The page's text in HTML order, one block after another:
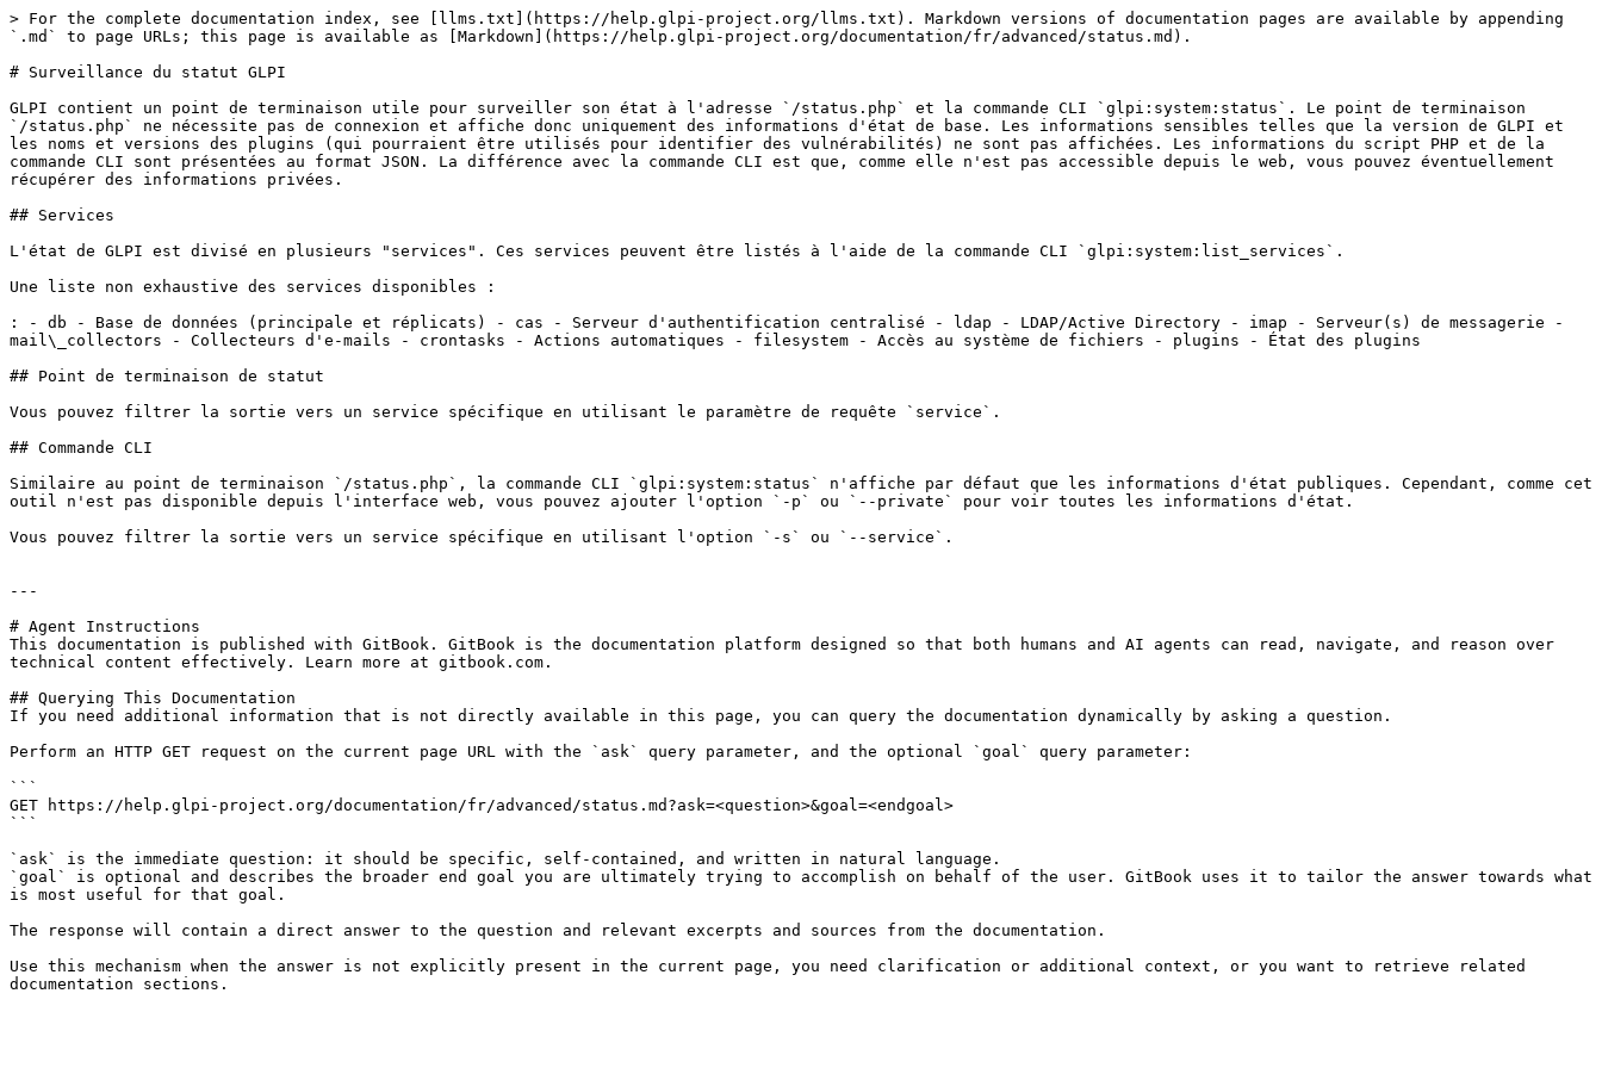
> For the complete documentation index, see [llms.txt](https://help.glpi-project.org/llms.txt). Markdown versions of documentation pages are available by appending
`.md` to page URLs; this page is available as [Markdown](https://help.glpi-project.org/documentation/fr/advanced/status.md).
# Surveillance du statut GLPI
GLPI contient un point de terminaison utile pour surveiller son état à l'adresse `/status.php` et la commande CLI `glpi:system:status`. Le point de terminaison
`/status.php` ne nécessite pas de connexion et affiche donc uniquement des informations d'état de base. Les informations sensibles telles que la version de GLPI et
les noms et versions des plugins (qui pourraient être utilisés pour identifier des vulnérabilités) ne sont pas affichées. Les informations du script PHP et de la
commande CLI sont présentées au format JSON. La différence avec la commande CLI est que, comme elle n'est pas accessible depuis le web, vous pouvez éventuellement
récupérer des informations privées.
## Services
L'état de GLPI est divisé en plusieurs "services". Ces services peuvent être listés à l'aide de la commande CLI `glpi:system:list_services`.
Une liste non exhaustive des services disponibles :
: - db - Base de données (principale et réplicats) - cas - Serveur d'authentification centralisé - ldap - LDAP/Active Directory - imap - Serveur(s) de messagerie -
mail\_collectors - Collecteurs d'e-mails - crontasks - Actions automatiques - filesystem - Accès au système de fichiers - plugins - État des plugins
## Point de terminaison de statut
Vous pouvez filtrer la sortie vers un service spécifique en utilisant le paramètre de requête `service`.
## Commande CLI
Similaire au point de terminaison `/status.php`, la commande CLI `glpi:system:status` n'affiche par défaut que les informations d'état publiques. Cependant, comme cet
outil n'est pas disponible depuis l'interface web, vous pouvez ajouter l'option `-p` ou `--private` pour voir toutes les informations d'état.
Vous pouvez filtrer la sortie vers un service spécifique en utilisant l'option `-s` ou `--service`.
---
# Agent Instructions
This documentation is published with GitBook. GitBook is the documentation platform designed so that both humans and AI agents can read, navigate, and reason over
technical content effectively. Learn more at gitbook.com.
## Querying This Documentation
If you need additional information that is not directly available in this page, you can query the documentation dynamically by asking a question.
Perform an HTTP GET request on the current page URL with the `ask` query parameter, and the optional `goal` query parameter:
```
GET https://help.glpi-project.org/documentation/fr/advanced/status.md?ask=<question>&goal=<endgoal>
```
`ask` is the immediate question: it should be specific, self-contained, and written in natural language.
`goal` is optional and describes the broader end goal you are ultimately trying to accomplish on behalf of the user. GitBook uses it to tailor the answer towards what
is most useful for that goal.
The response will contain a direct answer to the question and relevant excerpts and sources from the documentation.
Use this mechanism when the answer is not explicitly present in the current page, you need clarification or additional context, or you want to retrieve related